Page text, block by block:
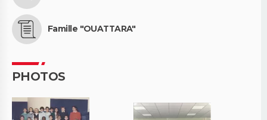
Famille "OUATTARA"
PHOTOS